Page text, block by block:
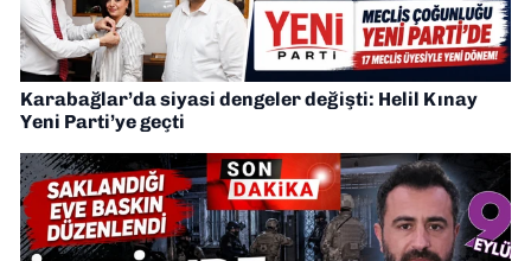
Karabağlar’da siyasi dengeler değişti: Helil Kınay
Yeni Parti’ye geçti